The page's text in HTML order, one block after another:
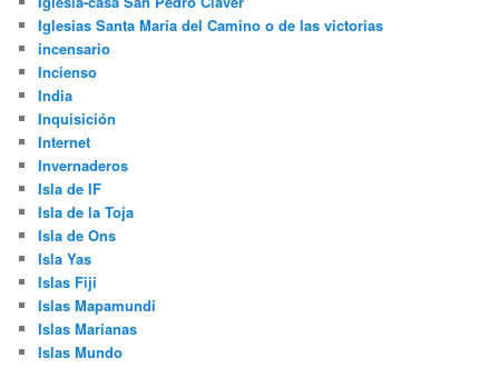
Iglesias Santa María del Camino o de las victorias
incensario
Incienso
India
Inquisición
Internet
Invernaderos
Isla de IF
Isla de la Toja
Isla de Ons
Isla Yas
Islas Fiji
Islas Mapamundi
Islas Marianas
Islas Mundo